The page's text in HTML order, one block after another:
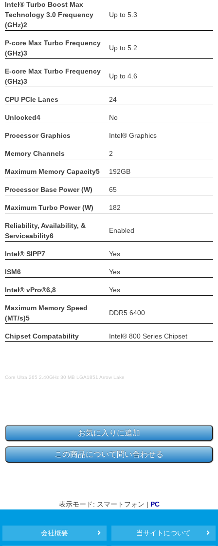
Intel® Turbo Boost Max
Technology 3.0 Frequency
(GHz)2
Up to 5.3
P-core Max Turbo Frequency
(GHz)3
Up to 5.2
E-core Max Turbo Frequency
(GHz)3
Up to 4.6
CPU PCIe Lanes 24
Unlocked4 No
Processor Graphics Intel® Graphics
Memory Channels 2
Maximum Memory Capacity5 192GB
Processor Base Power (W) 65
Maximum Turbo Power (W) 182
Reliability, Availability, &
Serviceability6
Enabled
Intel® SIPP7 Yes
ISM6 Yes
Intel® vPro®6,8 Yes
Maximum Memory Speed
(MT/s)5
DDR5 6400
Chipset Compatability Intel® 800 Series Chipset
Core Ultra 265 2.40GHz 30 MB LGA1851 Arrow Lake
表示モード: スマートフォン | PC
会社概要 当サイトについて